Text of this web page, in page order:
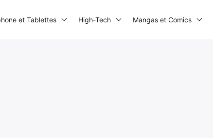
et Tablettes High-Tech Mangas et Comics